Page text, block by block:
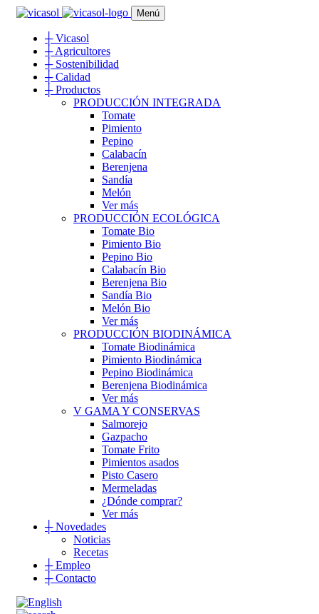
Menú
┼Vicasol
┼Agricultores
┼Sostenibilidad
┼Calidad
┼Productos
PRODUCCIÓN INTEGRADA
Tomate
Pimiento
Pepino
Calabacín
Berenjena
Sandía
Melón
Ver más
PRODUCCIÓN ECOLÓGICA
Tomate Bio
Pimiento Bio
Pepino Bio
Calabacín Bio
Berenjena Bio
Sandía Bio
Melón Bio
Ver más
PRODUCCIÓN BIODINÁMICA
Tomate Biodinámica
Pimiento Biodinámica
Pepino Biodinámica
Berenjena Biodinámica
Ver más
V GAMA Y CONSERVAS
Salmorejo
Gazpacho
Tomate Frito
Pimientos asados
Pisto Casero
Mermeladas
¿Dónde comprar?
Ver más
┼Novedades
Noticias
Recetas
┼Empleo
┼Contacto